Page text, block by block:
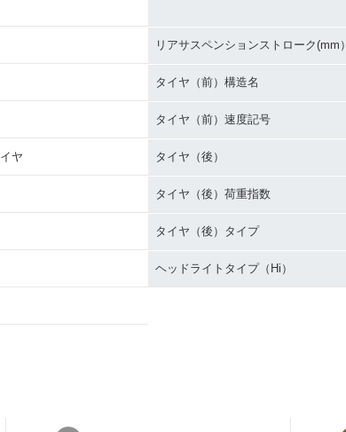
リアサスペンションストローク(mm）
タイヤ（前）構造名
タイヤ（前）速度記号
ヤ タイヤ（後）
タイヤ（後）荷重指数
タイヤ（後）タイプ
ヘッドライトタイプ（Hi）